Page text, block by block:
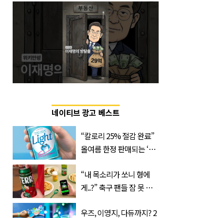
네이티브 광고 베스트
“칼로리 25% 절감 완료”
올여름 한정 판매되는 ‘최
“내 목소리가 쏘니 형에
게..?” 축구 팬들 잠 못 들
트
우즈, 이영지, 다듀까지? 2